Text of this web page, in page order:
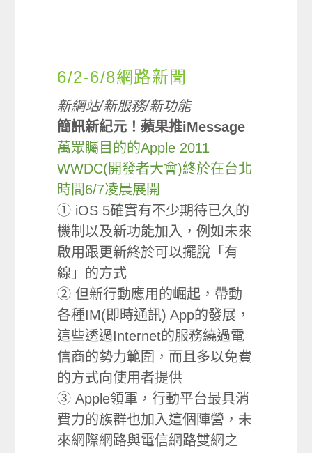
6/2-6/8網路新聞
新網站/新服務/新功能
簡訊新紀元！蘋果推iMessage
萬眾矚目的的Apple 2011
WWDC(開發者大會)終於在台北
時間6/7凌晨展開
① iOS 5確實有不少期待已久的
機制以及新功能加入，例如未來
啟用跟更新終於可以擺脫「有
線」的方式
② 但新行動應用的崛起，帶動
各種IM(即時通訊) App的發展，
這些透過Internet的服務繞過電
信商的勢力範圍，而且多以免費
的方式向使用者提供
③ Apple領軍，行動平台最具消
費力的族群也加入這個陣營，未
來網際網路與電信網路雙網之